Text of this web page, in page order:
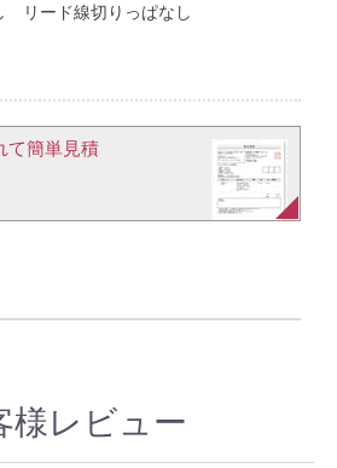
リード線切りっぱなし
て簡単見積​
様レビュー